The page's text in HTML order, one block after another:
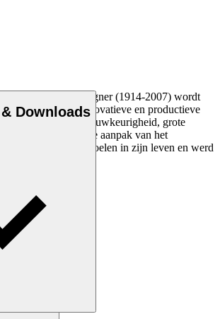
Hans J. Wegner (1914-2007) wordt
meest creatieve, innovatieve en productieve
bekend om zijn nauwkeurigheid, grote
en compromisloze aanpak van het
ontwierp bijna 500 stoelen in zijn leven en werd
Downloads